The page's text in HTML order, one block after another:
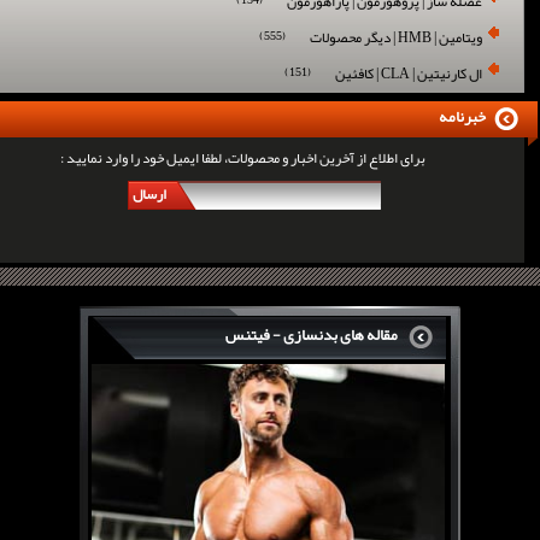
ویتامین | HMB | دیگر محصولات (555)
ال کارنیتین | CLA | کافئین (151)
برای اطلاع از آخرین اخبار و محصولات، لطفا ایمیل خود را وارد نمایید :
ارسال
خبرنامه
مقاله های بدنسازی - فیتنس
سرگی کنستانس چگونه بر روی بازو های فوق العاده...
روش های افزایش پیک بازو
CJC1295 | سی جی سی 1295